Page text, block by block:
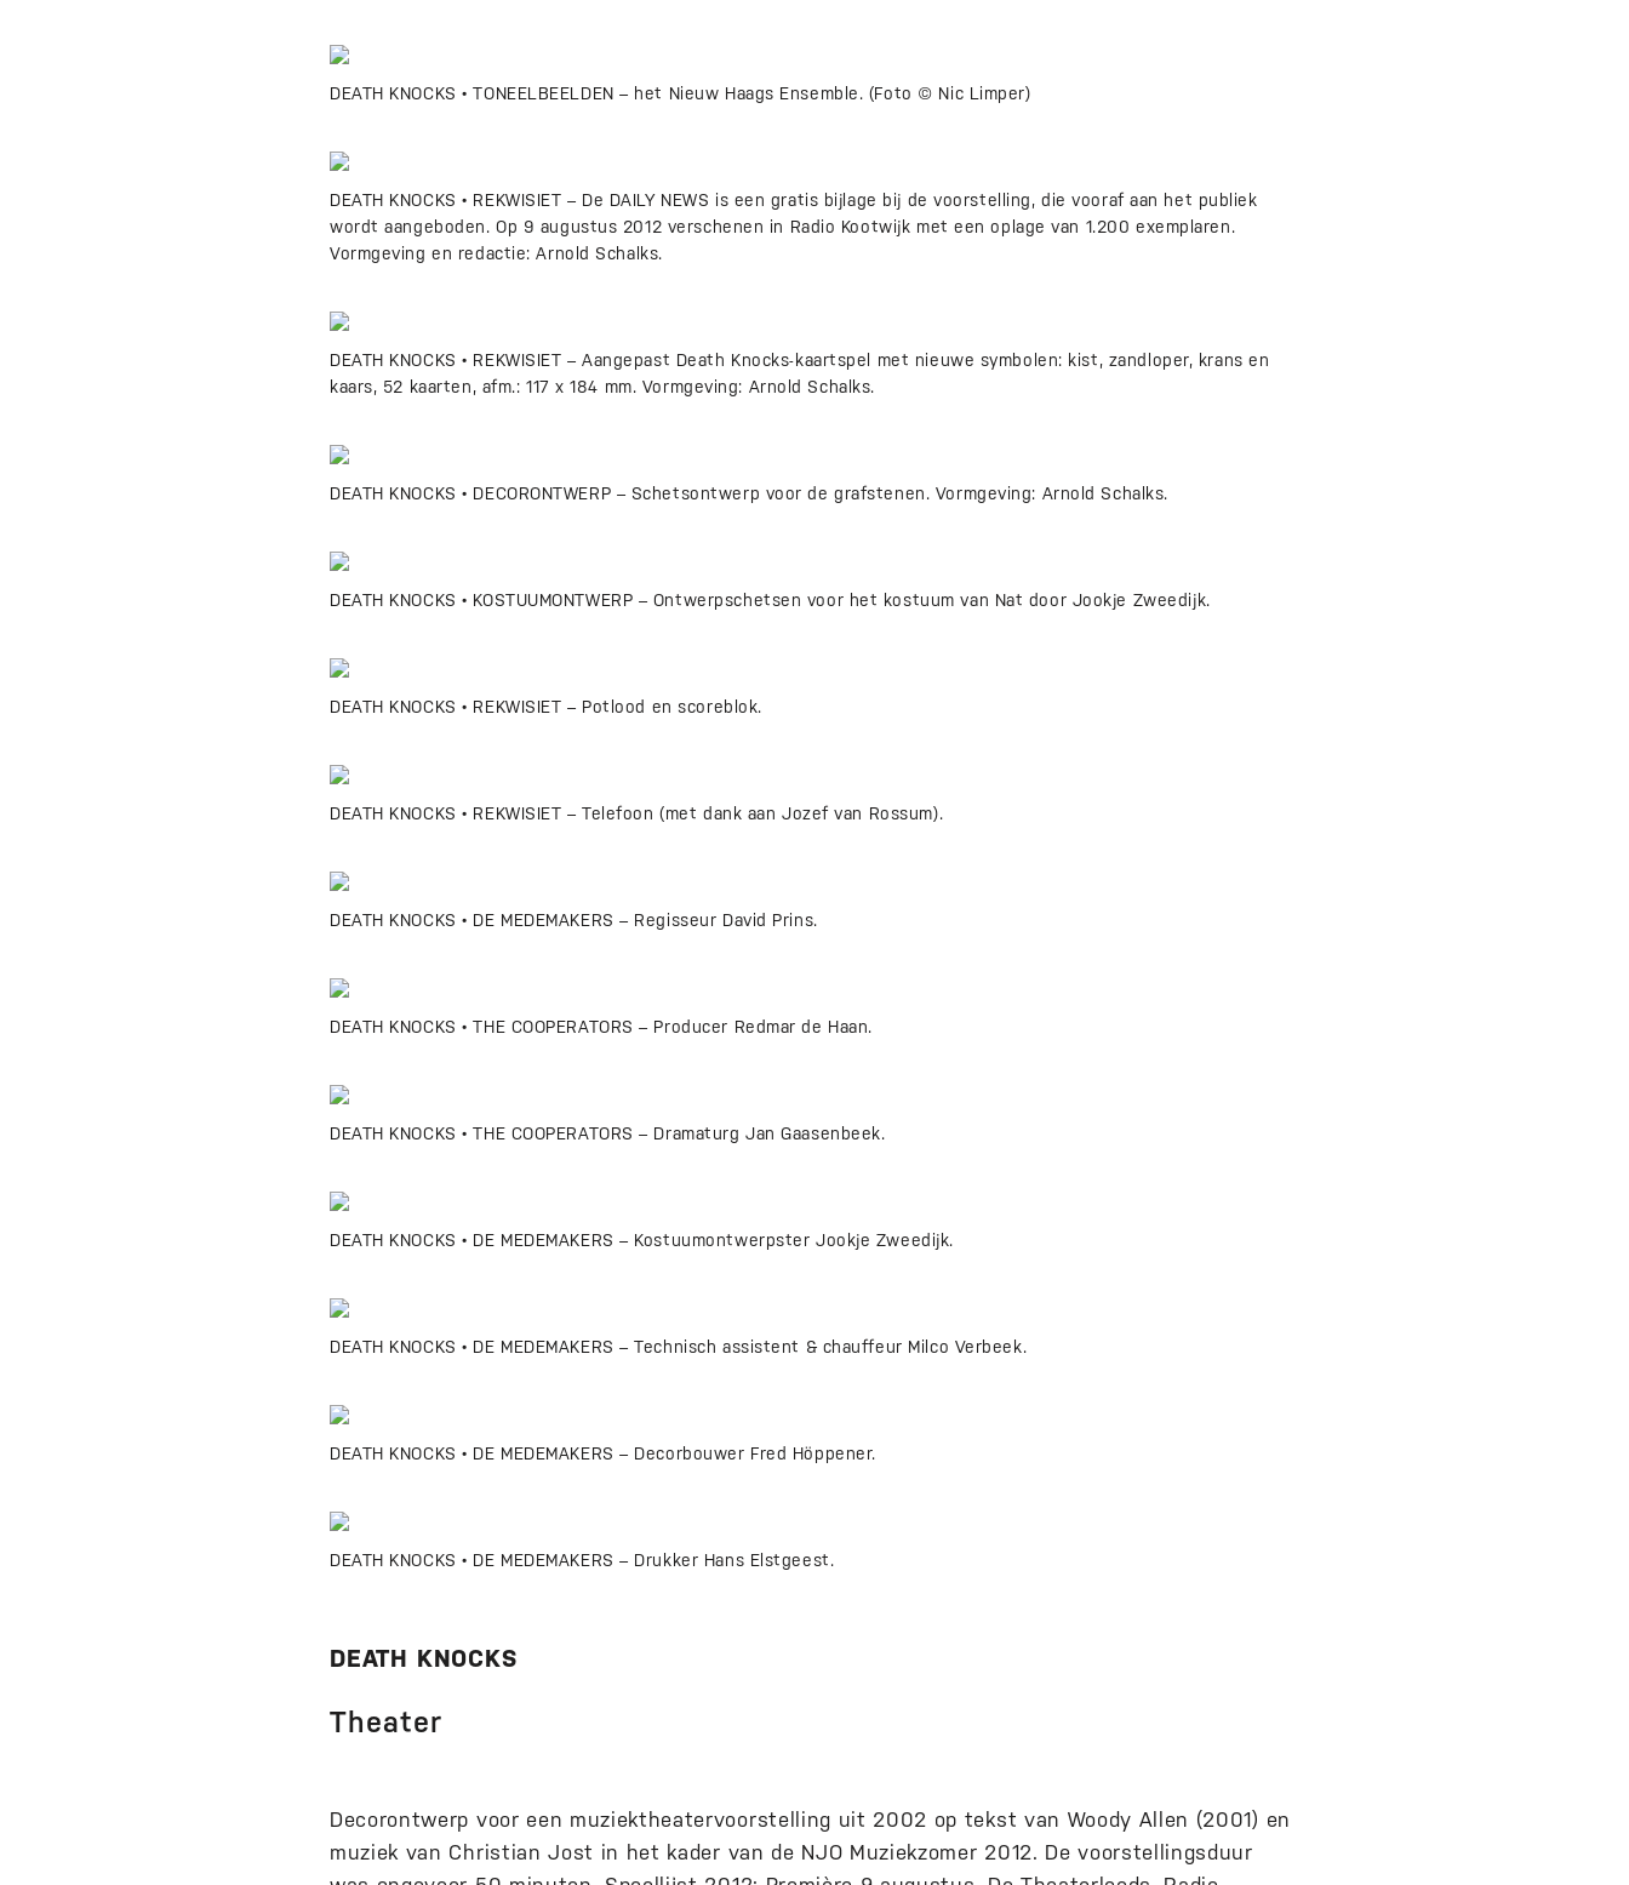
DEATH KNOCKS • TONEELBEELDEN – het Nieuw Haags Ensemble. (Foto © Nic Limper)
DEATH KNOCKS • REKWISIET – De DAILY NEWS is een gratis bijlage bij de voorstelling, die vooraf aan het publiek
wordt aangeboden. Op 9 augustus 2012 verschenen in Radio Kootwijk met een oplage van 1.200 exemplaren.
Vormgeving en redactie: Arnold Schalks.
DEATH KNOCKS • REKWISIET – Aangepast Death Knocks-kaartspel met nieuwe symbolen: kist, zandloper, krans en
kaars, 52 kaarten, afm.: 117 x 184 mm. Vormgeving: Arnold Schalks.
DEATH KNOCKS • DECORONTWERP – Schetsontwerp voor de grafstenen. Vormgeving: Arnold Schalks.
DEATH KNOCKS • KOSTUUMONTWERP – Ontwerpschetsen voor het kostuum van Nat door Jookje Zweedijk.
DEATH KNOCKS • REKWISIET – Potlood en scoreblok.
DEATH KNOCKS • REKWISIET – Telefoon (met dank aan Jozef van Rossum).
DEATH KNOCKS • DE MEDEMAKERS – Regisseur David Prins.
DEATH KNOCKS • THE COOPERATORS – Producer Redmar de Haan.
DEATH KNOCKS • THE COOPERATORS – Dramaturg Jan Gaasenbeek.
DEATH KNOCKS • DE MEDEMAKERS – Kostuumontwerpster Jookje Zweedijk.
DEATH KNOCKS • DE MEDEMAKERS – Technisch assistent & chauffeur Milco Verbeek.
DEATH KNOCKS • DE MEDEMAKERS – Decorbouwer Fred Höppener.
DEATH KNOCKS • DE MEDEMAKERS – Drukker Hans Elstgeest.
DEATH KNOCKS
Theater
Decorontwerp voor een muziektheatervoorstelling uit 2002 op tekst van Woody Allen (2001) en
muziek van Christian Jost in het kader van de NJO Muziekzomer 2012. De voorstellingsduur